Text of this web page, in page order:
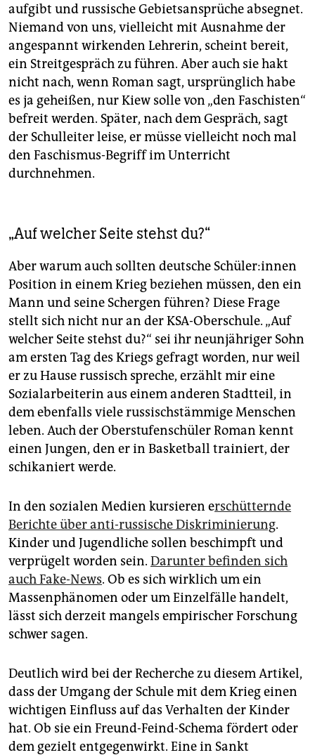
aufgibt und russische Gebietsansprüche absegnet.
Niemand von uns, vielleicht mit Ausnahme der
angespannt wirkenden Lehrerin, scheint bereit,
ein Streitgespräch zu führen. Aber auch sie hakt
nicht nach, wenn Roman sagt, ursprünglich habe
es ja geheißen, nur Kiew solle von „den Faschisten“
befreit werden. Später, nach dem Gespräch, sagt
der Schulleiter leise, er müsse vielleicht noch mal
den Faschismus-Begriff im Unterricht
durchnehmen.
„Auf welcher Seite stehst du?“
Aber warum auch sollten deutsche Schü­le­r:in­nen
Position in einem Krieg beziehen müssen, den ein
Mann und seine Schergen führen? Diese Frage
stellt sich nicht nur an der KSA-Oberschule. „Auf
welcher Seite stehst du?“ sei ihr neunjähriger Sohn
am ersten Tag des Kriegs gefragt worden, nur weil
er zu Hause russisch spreche, erzählt mir eine
Sozialarbeiterin aus einem anderen Stadtteil, in
dem ebenfalls viele russischstämmige Menschen
leben. Auch der Oberstufenschüler Roman kennt
einen Jungen, den er in Basketball trainiert, der
schikaniert werde.
In den sozialen Medien kursieren erschütternde
Berichte über anti-russische Diskriminierung.
Kinder und Jugendliche sollen beschimpft und
verprügelt worden sein. Darunter befinden sich
auch Fake-News. Ob es sich wirklich um ein
Massenphänomen oder um Einzelfälle handelt,
lässt sich derzeit mangels empirischer Forschung
schwer sagen.
Deutlich wird bei der Recherche zu diesem Artikel,
dass der Umgang der Schule mit dem Krieg einen
wichtigen Einfluss auf das Verhalten der Kinder
hat. Ob sie ein Freund-Feind-Schema fördert oder
dem gezielt entgegenwirkt. Eine in Sankt